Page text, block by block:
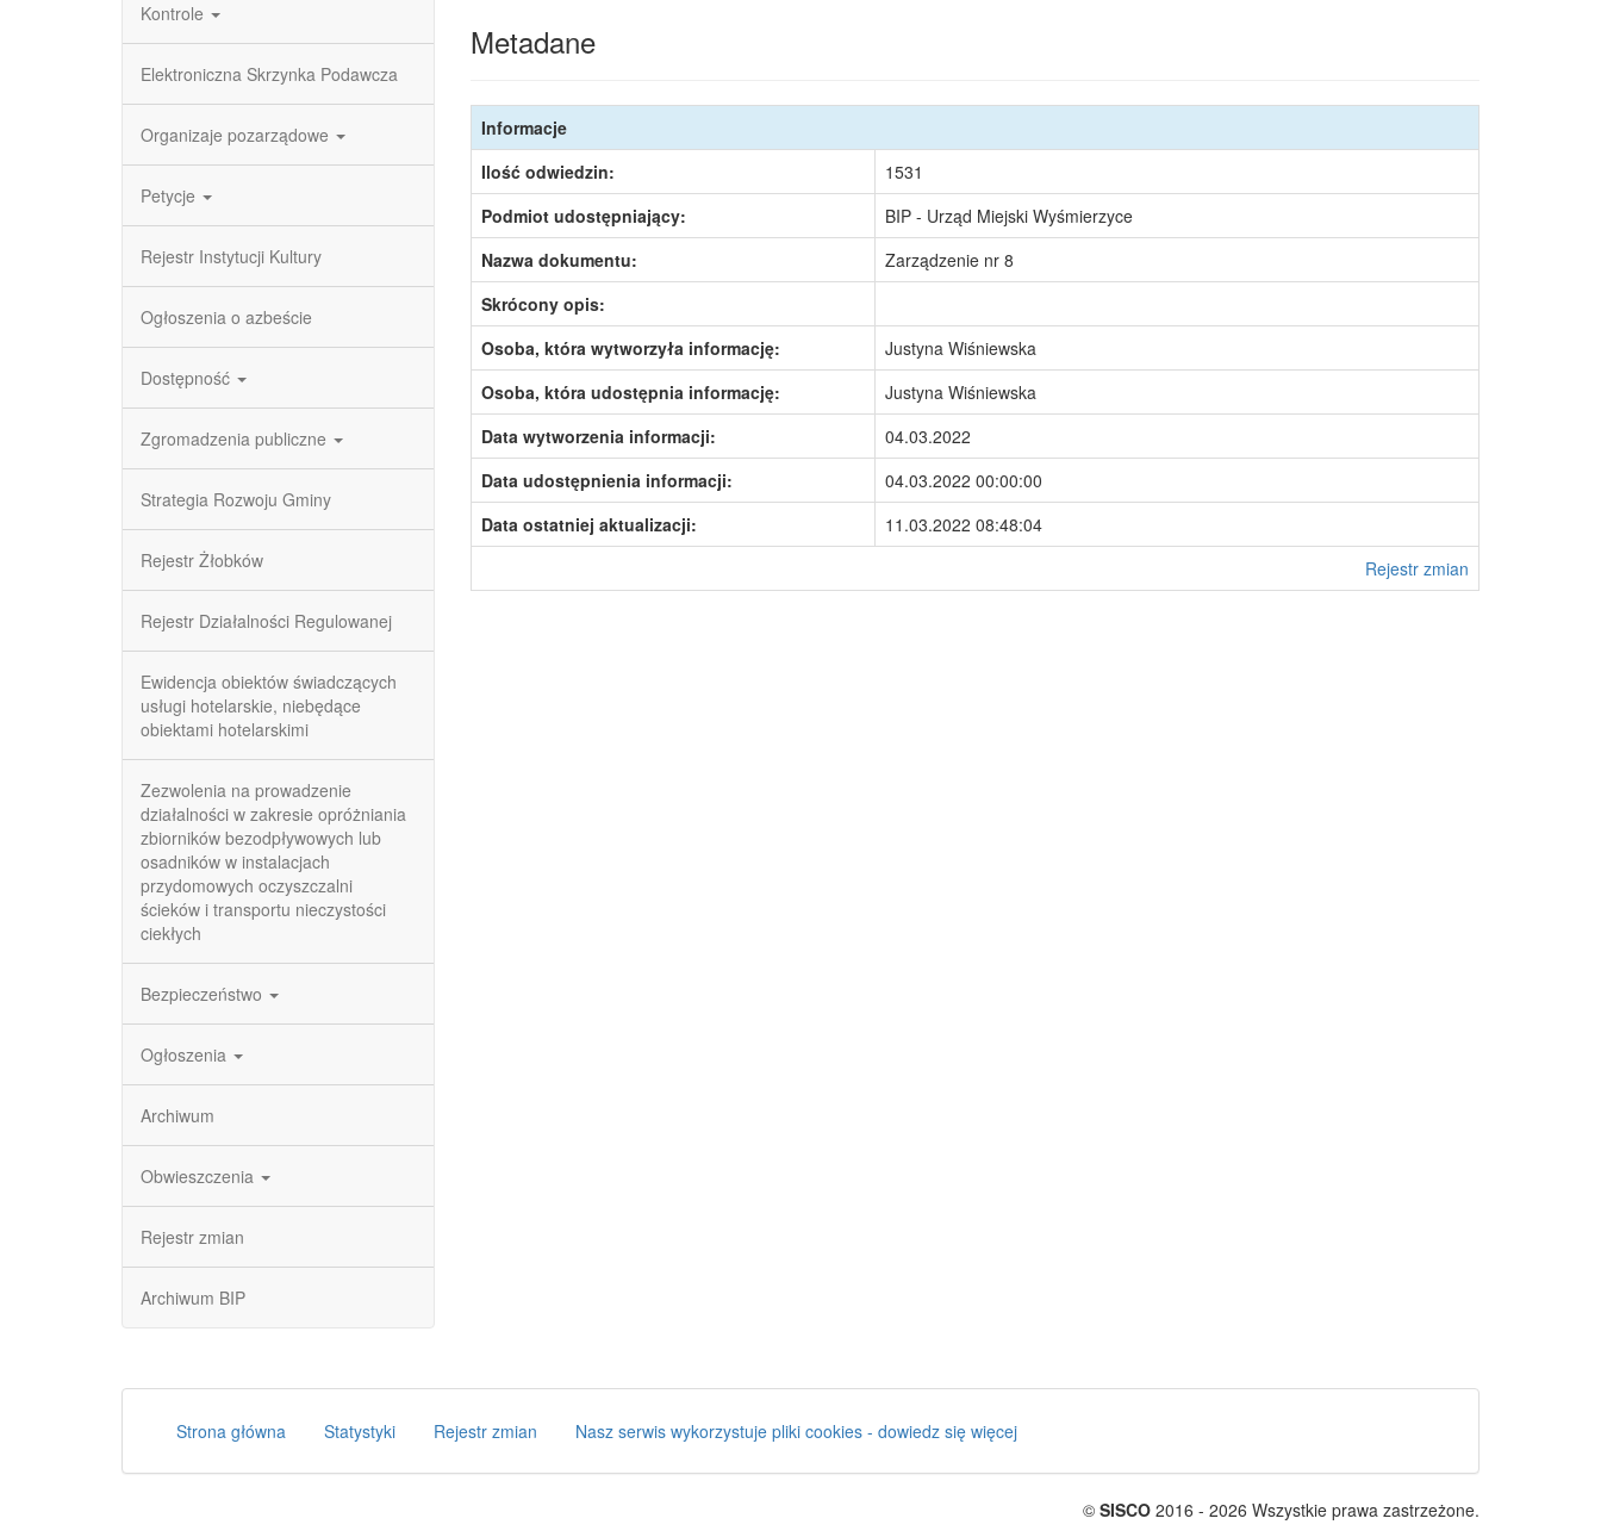
Kontrole
Elektroniczna Skrzynka Podawcza
Organizaje pozarządowe
Petycje
Rejestr Instytucji Kultury
Ogłoszenia o azbeście
Dostępność
Zgromadzenia publiczne
Strategia Rozwoju Gminy
Rejestr Żłobków
Rejestr Działalności Regulowanej
Ewidencja obiektów świadczących
usługi hotelarskie, niebędące
obiektami hotelarskimi
Zezwolenia na prowadzenie
działalności w zakresie opróżniania
zbiorników bezodpływowych lub
osadników w instalacjach
przydomowych oczyszczalni
ścieków i transportu nieczystości
ciekłych
Bezpieczeństwo
Ogłoszenia
Archiwum
Obwieszczenia
Rejestr zmian
Archiwum BIP
Metadane
Informacje
Ilość odwiedzin:
1531
Podmiot udostępniający:
BIP - Urząd Miejski Wyśmierzyce
Nazwa dokumentu:
Zarządzenie nr 8
Skrócony opis:
Osoba, która wytworzyła informację:
Justyna Wiśniewska
Osoba, która udostępnia informację:
Justyna Wiśniewska
Data wytworzenia informacji:
04.03.2022
Data udostępnienia informacji:
04.03.2022 00:00:00
Data ostatniej aktualizacji:
11.03.2022 08:48:04
Rejestr zmian
Strona główna Statystyki Rejestr zmian Nasz serwis wykorzystuje pliki cookies - dowiedz się więcej
© SISCO 2016 - 2026 Wszystkie prawa zastrzeżone.